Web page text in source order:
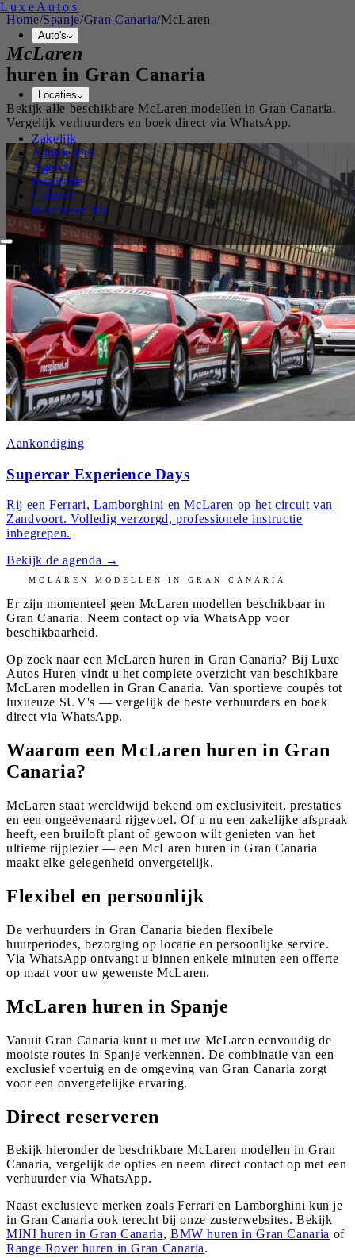
Luxe Autos
Auto's
Locaties
Zakelijk
Aanbieders
Agenda
Inspiratie
Contact
Reserveer Nu
Home/Spanje/Gran Canaria/McLaren
McLaren
huren in Gran Canaria
Bekijk alle beschikbareMcLaren modellen inGran Canaria.
Vergelijk verhuurders en boek direct via WhatsApp.
Aankondiging
Supercar Experience Days
Rij een Ferrari, Lamborghini en McLaren op het circuit van
Zandvoort. Volledig verzorgd, professionele instructie
inbegrepen.
Bekijk de agenda →
MCLAREN MODELLEN INGRAN CANARIA
Er zijn momenteel geen McLaren modellen beschikbaar in
Gran Canaria. Neem contact op via WhatsApp voor
beschikbaarheid.
Op zoek naar een McLaren huren in Gran Canaria? Bij Luxe
Autos Huren vindt u het complete overzicht van beschikbare
McLaren modellen in Gran Canaria. Van sportieve coupés tot
luxueuze SUV's — vergelijk de beste verhuurders en boek
direct via WhatsApp.
Waarom een McLaren huren in Gran
Canaria?
McLaren staat wereldwijd bekend om exclusiviteit, prestaties
en een ongeëvenaard rijgevoel. Of u nu een zakelijke afspraak
heeft, een bruiloft plant of gewoon wilt genieten van het
ultieme rijplezier — een McLaren huren in Gran Canaria
maakt elke gelegenheid onvergetelijk.
Flexibel en persoonlijk
De verhuurders in Gran Canaria bieden flexibele
huurperiodes, bezorging op locatie en persoonlijke service.
Via WhatsApp ontvangt u binnen enkele minuten een offerte
op maat voor uw gewenste McLaren.
McLaren huren in Spanje
Vanuit Gran Canaria kunt u met uw McLaren eenvoudig de
mooiste routes in Spanje verkennen. De combinatie van een
exclusief voertuig en de omgeving van Gran Canaria zorgt
voor een onvergetelijke ervaring.
Direct reserveren
Bekijk hieronder de beschikbare McLaren modellen in Gran
Canaria, vergelijk de opties en neem direct contact op met een
verhuurder via WhatsApp.
Naast exclusieve merken zoals Ferrari en Lamborghini kun je
in Gran Canaria ook terecht bij onze zusterwebsites. Bekijk
MINI huren in Gran Canaria, BMW huren inGran Canaria of
Range Rover huren inGran Canaria.